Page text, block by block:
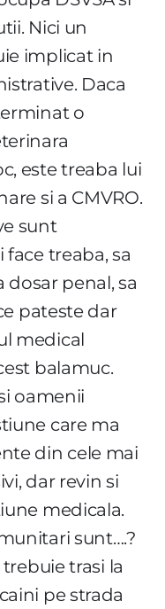
Nici un
implicat in
Daca
o
este treaba lui
si a CMVRO.
sunt
treaba, sa
dosar penal, sa
pateste dar
medical
balamuc.
oamenii
care ma
din cele mai
dar revin si
medicala.
sunt….?
trasi la
pe strada